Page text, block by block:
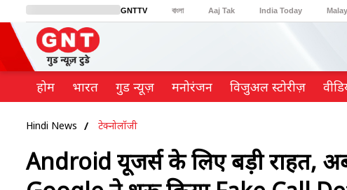
GNTTV বাংলা Aaj Tak India Today
BT Bazaar Cosmopolitan
होम भारत गुड न्यूज़ मनोरंजन विजुअल स्टोरीज़
Hindi News टेक्नोलॉजी
Android यूजर्स के लिए बड़ी राहत,